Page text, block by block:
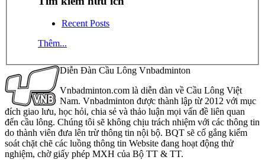
Recent Posts
Thêm...
Diễn Đàn Cầu Lông Vnbadminton
Vnbadminton.com là diễn đàn về Cầu Lông Việt
Nam. Vnbadminton được thành lập từ 2012 với mục
đích giao lưu, học hỏi, chia sẻ và thảo luận mọi vấn đề liên quan
đến cầu lông. Chúng tôi sẽ không chịu trách nhiệm với các thông tin
do thành viên đưa lên trừ thông tin nội bộ. BQT sẽ cố gắng kiểm
soát chặt chẽ các luồng thông tin Website đang hoạt động thử
nghiệm, chờ giấy phép MXH của Bộ TT & TT.